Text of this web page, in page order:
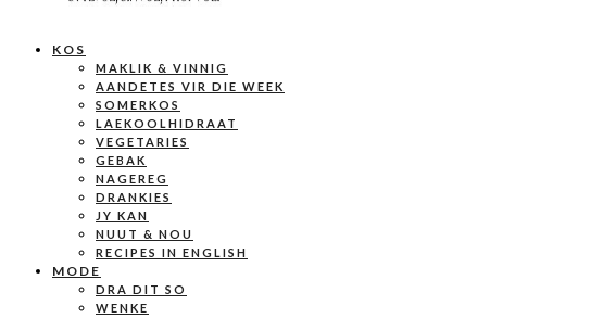
KOS
MAKLIK & VINNIG
AANDETES VIR DIE WEEK
SOMERKOS
LAEKOOLHIDRAAT
VEGETARIES
GEBAK
NAGEREG
DRANKIES
JY KAN
NUUT & NOU
RECIPES IN ENGLISH
MODE
DRA DIT SO
WENKE